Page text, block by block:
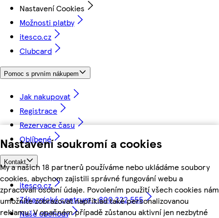
Nastavení soukromí a cookies
My a našich 18 partnerů používáme nebo ukládáme soubory
cookies, abychom zajistili správné fungování webu a
zpracovali osobní údaje. Povolením použití všech cookies nám
umožníte zobrazovat například také personalizovanou
reklamu. V opačném případě zůstanou aktivní jen nezbytné
Nastavení Cookies
Možnosti platby
itesco.cz
Clubcard
Pomoc s prvním nákupem
Jak nakupovat
Registrace
Rezervace času
Oblíbené
Kontakt
itesco.cz
Zákaznické centrum - 800 222 555
Naše obchody